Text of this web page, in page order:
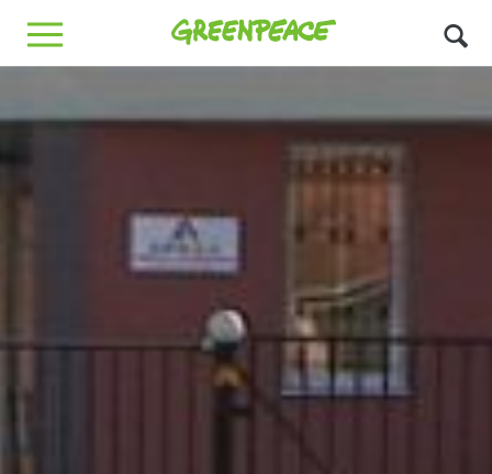
Greenpeace
MENU